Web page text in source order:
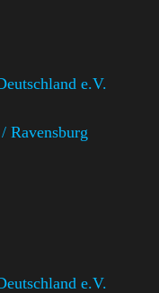
e.V.
Ravensburg
e.V.